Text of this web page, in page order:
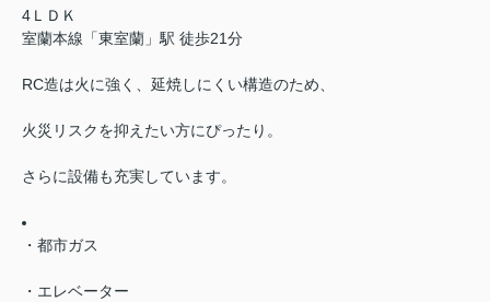
4ＬＤＫ
室蘭本線「東室蘭」駅 徒歩21分
RC造は火に強く、延焼しにくい構造のため、
火災リスクを抑えたい方にぴったり。
さらに設備も充実しています。
・都市ガス
・エレベーター